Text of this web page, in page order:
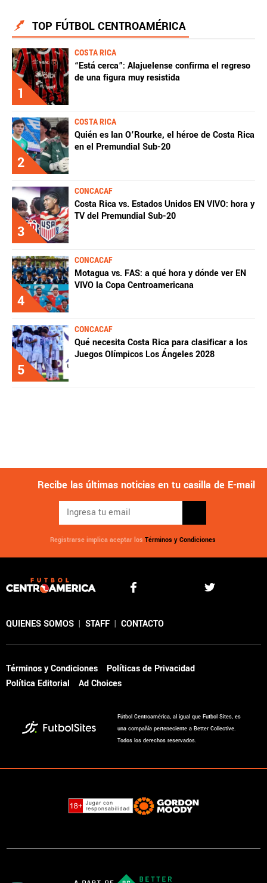
TOP FÚTBOL CENTROAMÉRICA
1
COSTA RICA
“Está cerca”: Alajuelense confirma el regreso
de una figura muy resistida
2
COSTA RICA
Quién es Ian O’Rourke, el héroe de Costa Rica
en el Premundial Sub-20
3
CONCACAF
Costa Rica vs. Estados Unidos EN VIVO: hora y
TV del Premundial Sub-20
4
CONCACAF
Motagua vs. FAS: a qué hora y dónde ver EN
VIVO la Copa Centroamericana
5
CONCACAF
Qué necesita Costa Rica para clasificar a los
Juegos Olímpicos Los Ángeles 2028
Recibe las últimas noticias en tu casilla de E-mail
Registrarse implica aceptar los Términos y Condiciones
QUIENES SOMOS | STAFF | CONTACTO
Términos y Condiciones
Políticas de Privacidad
Política Editorial
Ad Choices
Fútbol Centroamérica, al igual que Futbol Sites, es
una compañía perteneciente a Better Collective.
Todos los derechos reservados.